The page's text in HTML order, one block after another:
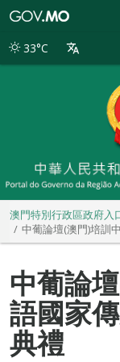
別
33°C
澳門特別行政區政府入
中葡論壇(澳門)培訓
中葡論
語國家
典禮